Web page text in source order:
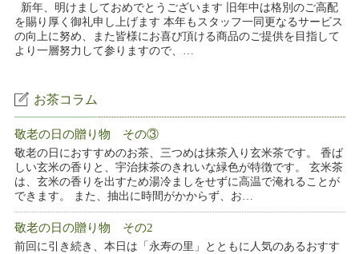
新年、明けましておめでとうございます 旧年中は格別のご高配
を賜り厚く御礼申し上げます 本年もスタッフ一同更なるサービス
の向上に努め、また皆様にお喜び頂ける商品のご提供を目指して
より一層努力して参りますので、…
お茶コラム
敬老の日の贈り物 その③
敬老の日におすすめのお茶、三つめは抹茶入り玄米茶です。 香ば
しい玄米の香りと、宇治抹茶のきれいな緑色が特徴です。 玄米茶
は、玄米の香りを出すため湯冷ましをせずに高温で淹れることが
できます。 また、抽出に時間がかからず、お…
敬老の日の贈り物 その2
前回に引き続き、本日は「永寿の里」とともに人気のあるおすす